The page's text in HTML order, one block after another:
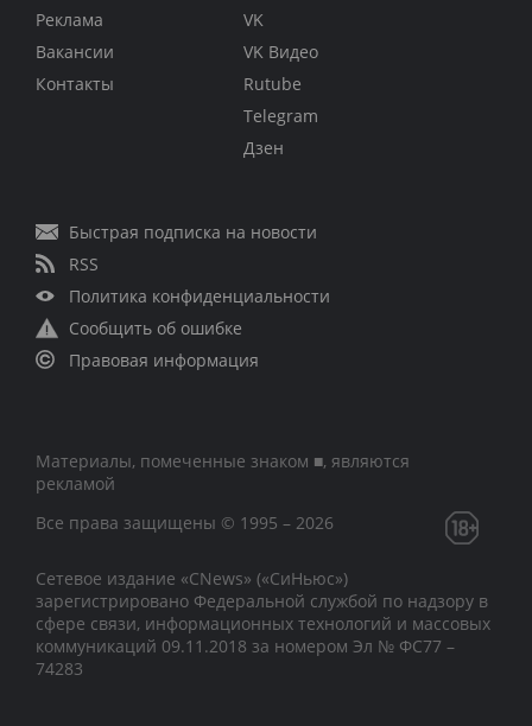
Реклама
Вакансии
Контакты
VK
VK Видео
Rutube
Telegram
Дзен
Быстрая подписка на новости
RSS
Политика конфиденциальности
Сообщить об ошибке
Правовая информация
Материалы, помеченные знаком ■, являются
рекламой
Все права защищены © 1995 – 2026
Сетевое издание «CNews» («СиНьюс»)
зарегистрировано Федеральной службой по надзору в
сфере связи, информационных технологий и массовых
коммуникаций 09.11.2018 за номером Эл № ФС77 –
74283